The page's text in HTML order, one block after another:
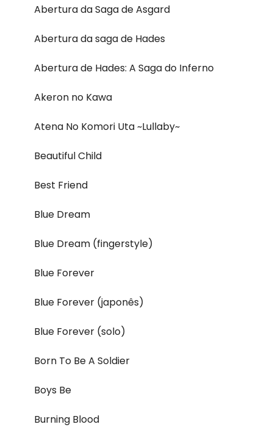
Abertura da Saga de Asgard
Abertura da saga de Hades
Abertura de Hades: A Saga do Inferno
Akeron no Kawa
Atena No Komori Uta ~Lullaby~
Beautiful Child
Best Friend
Blue Dream
Blue Dream (fingerstyle)
Blue Forever
Blue Forever (japonês)
Blue Forever (solo)
Born To Be A Soldier
Boys Be
Burning Blood